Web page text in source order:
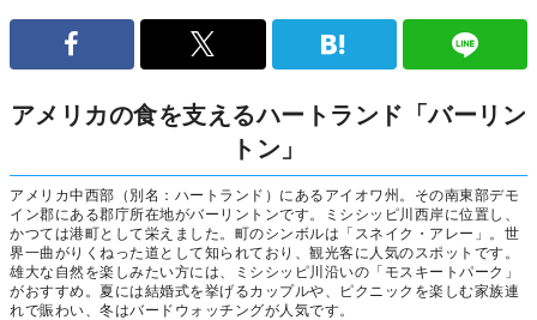
アメリカの食を支えるハートランド「バーリン
トン」
アメリカ中西部（別名：ハートランド）にあるアイオワ州。その南東部デモ
イン郡にある郡庁所在地がバーリントンです。ミシシッピ川西岸に位置し、
かつては港町として栄えました。町のシンボルは「スネイク・アレー」。世
界一曲がりくねった道として知られており、観光客に人気のスポットです。
雄大な自然を楽しみたい方には、ミシシッピ川沿いの「モスキートパーク」
がおすすめ。夏には結婚式を挙げるカップルや、ピクニックを楽しむ家族連
れで賑わい、冬はバードウォッチングが人気です。